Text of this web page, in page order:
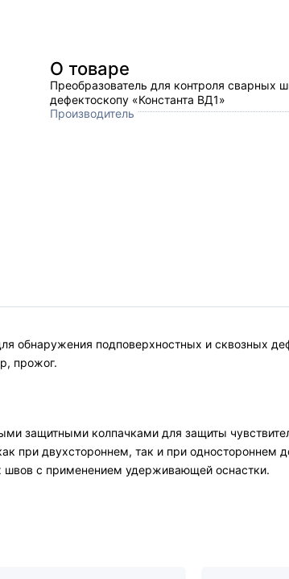
О товаре
Преобразователь для контроля сварных
дефектоскопу «Константа ВД1»
Производитель
обнаружения подповерхностных и сквозных
прожог.
защитными колпачками для защиты
при двухстороннем, так и при одностороннем
швов с применением удерживающей оснастки.